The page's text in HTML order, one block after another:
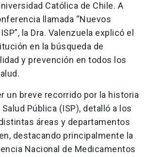
Católica de Chile. A
llamada “Nuevos
la Dra. Valenzuela explicó el
en la búsqueda de
y prevención en todos los
un breve recorrido por la historia
Pública (ISP), detalló a los
áreas y departamentos
destacando principalmente la
Nacional de Medicamentos